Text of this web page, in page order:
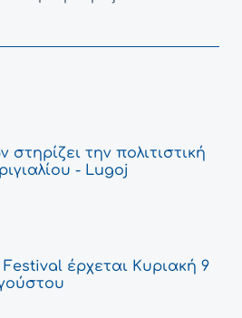
την πολιτιστική
- Lugoj
έρχεται Κυριακή 9